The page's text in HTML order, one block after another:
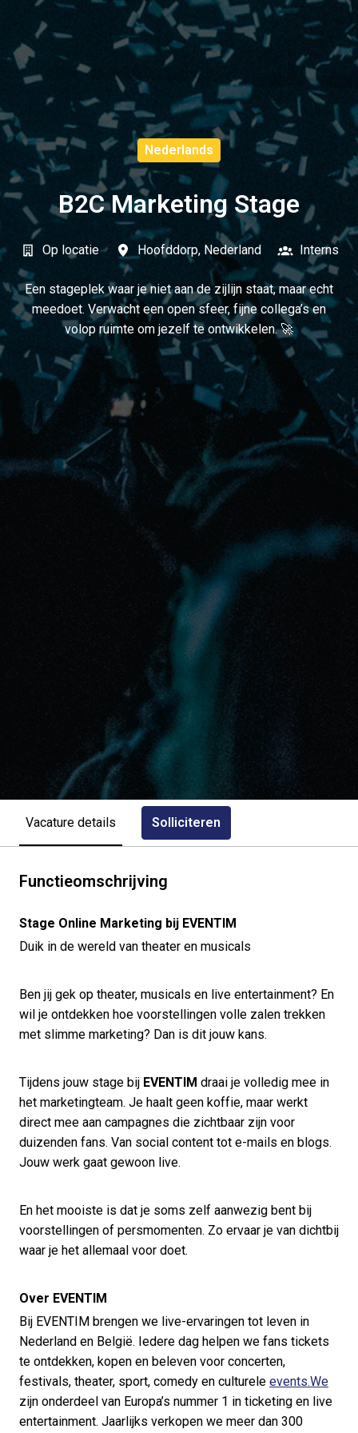
Nederlands
B2C Marketing Stage
Op locatie Hoofddorp, Nederland Interns
Een stageplek waar je niet aan de zijlijn staat, maar echt
meedoet. Verwacht een open sfeer, fijne collega’s en
volop ruimte om jezelf te ontwikkelen. 🚀
Vacature details Solliciteren
Functieomschrijving
Stage Online Marketing bij EVENTIM
Duik in de wereld van theater en musicals
Ben jij gek op theater, musicals en live entertainment? En
wil je ontdekken hoe voorstellingen volle zalen trekken
met slimme marketing? Dan is dit jouw kans.
Tijdens jouw stage bij EVENTIM draai je volledig mee in
het marketingteam. Je haalt geen koffie, maar werkt
direct mee aan campagnes die zichtbaar zijn voor
duizenden fans. Van social content tot e-mails en blogs.
Jouw werk gaat gewoon live.
En het mooiste is dat je soms zelf aanwezig bent bij
voorstellingen of persmomenten. Zo ervaar je van dichtbij
waar je het allemaal voor doet.
Over EVENTIM
Bij EVENTIM brengen we live-ervaringen tot leven in
Nederland en België. Iedere dag helpen we fans tickets
te ontdekken, kopen en beleven voor concerten,
festivals, theater, sport, comedy en culturele events.We
zijn onderdeel van Europa’s nummer 1 in ticketing en live
entertainment. Jaarlijks verkopen we meer dan 300